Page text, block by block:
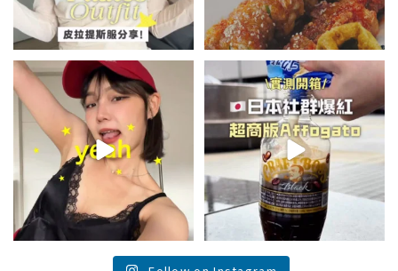
summer outfit⋆.˚✮🎧✮˚.⋆
夏日穿搭最需要單品！...
755 43
\🇯🇵日本爆紅!超商版Affogato
🍨☕️/
🏷️#吉推日本🇯🇵...
118 26